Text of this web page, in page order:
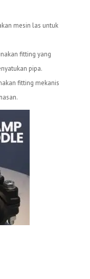
mesin las untuk
fitting yang
pipa.
fitting mekanis